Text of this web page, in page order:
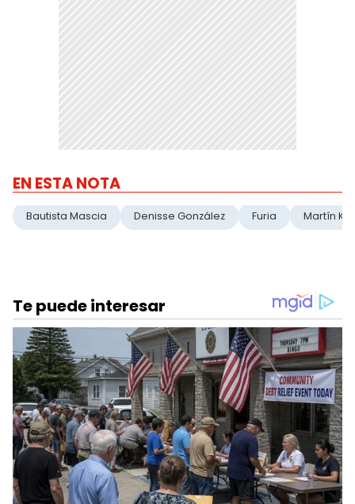
EN ESTA NOTA
Bautista Mascia Denisse González Furia Martín Ku